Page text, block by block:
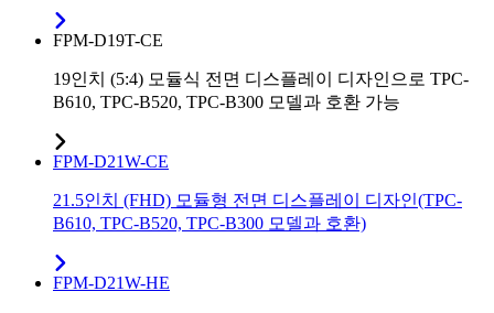
FPM-D19T-CE
19인치 (5:4) 모듈식 전면 디스플레이 디자인으로 TPC-
B610, TPC-B520, TPC-B300 모델과 호환 가능
FPM-D21W-CE
21.5인치 (FHD) 모듈형 전면 디스플레이 디자인(TPC-
B610, TPC-B520, TPC-B300 모델과 호환)
FPM-D21W-HE